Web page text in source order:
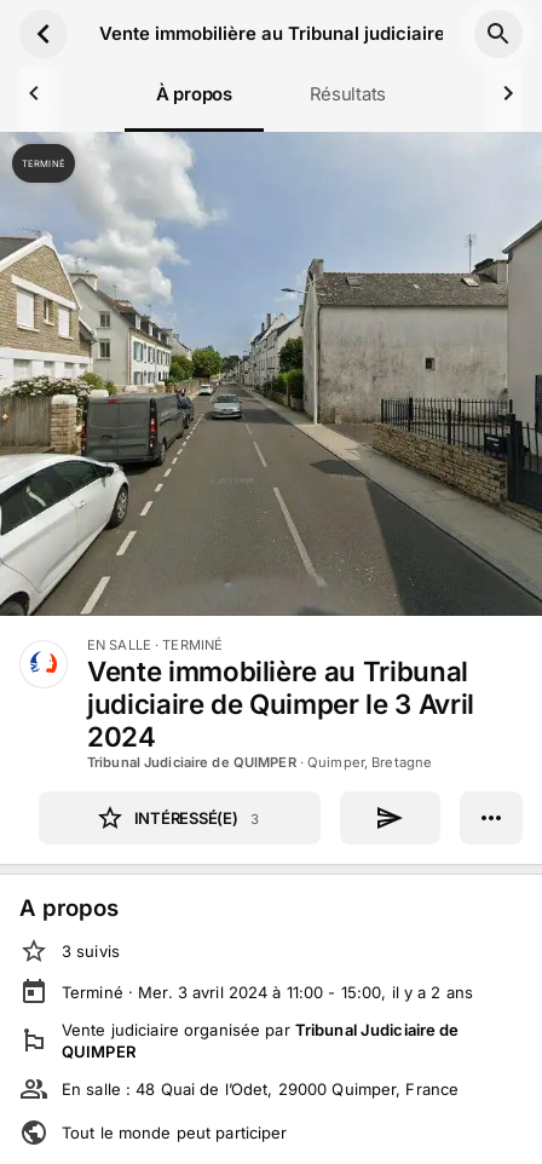
Vente immobilière au Tribunal judiciaire de
À propos Résultats
TERMINÉ
EN SALLE · TERMINÉ
Vente immobilière au Tribunal
judiciaire de Quimper le 3 Avril
2024
Tribunal Judiciaire de QUIMPER·Quimper, Bretagne
INTÉRESSÉ(E) 3
A propos
3 suivis
Terminé · Mer. 3 avril 2024 à 11:00 - 15:00, il y a 2 ans
Vente judiciaire organisée par Tribunal Judiciaire de
QUIMPER
En salle :48 Quai de l’Odet, 29000 Quimper, France
Tout le monde peut participer